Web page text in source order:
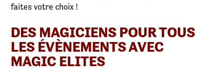
faites votre choix !
DES MAGICIENS POUR TOUS
LES ÉVÈNEMENTS AVEC
MAGIC ELITES